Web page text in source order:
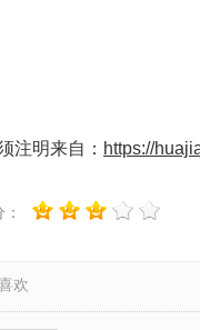
注明来自： https://
欢